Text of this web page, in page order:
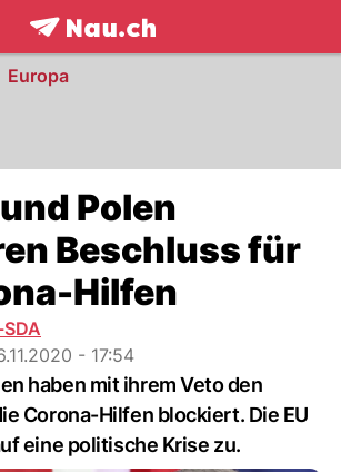
frontpage.NAU.ch
Europa
Polen
Beschluss für
Hilfen
- 17:54
haben mit ihrem Veto den
Corona-Hilfen blockiert. Die EU
eine politische Krise zu.